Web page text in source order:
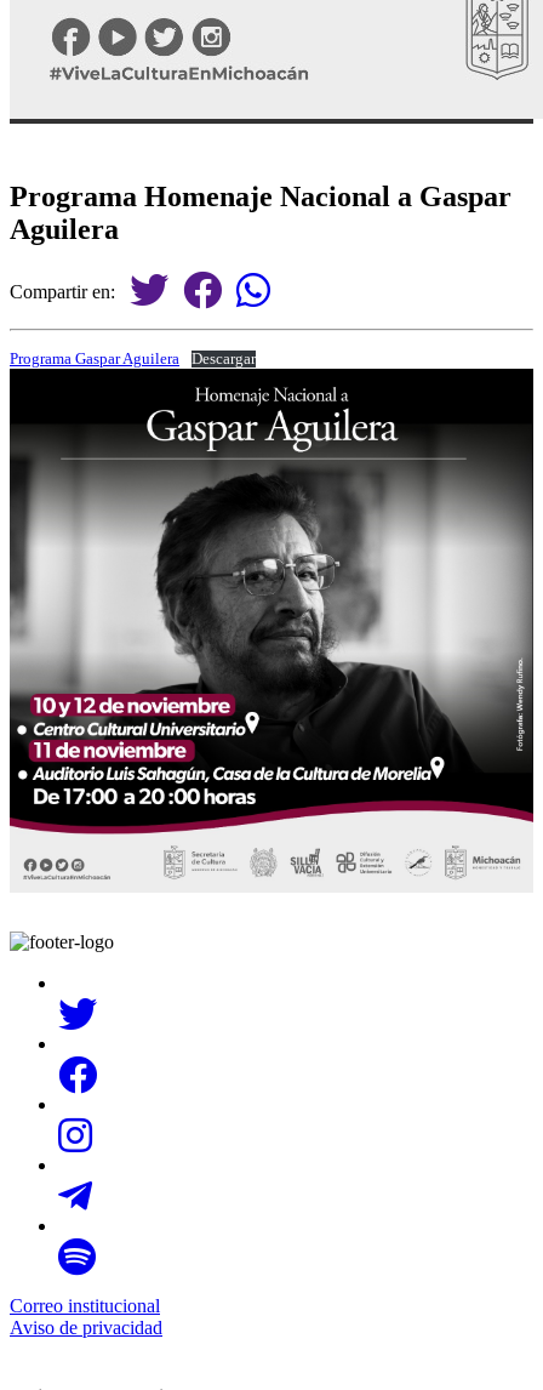
Programa Homenaje Nacional a Gaspar
Aguilera
Compartir en:
Programa Gaspar Aguilera Descargar
Correo institucional
Aviso de privacidad